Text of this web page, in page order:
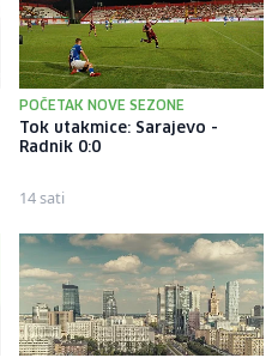
POČETAK NOVE SEZONE
Tok utakmice: Sarajevo -
Radnik 0:0
14 sati